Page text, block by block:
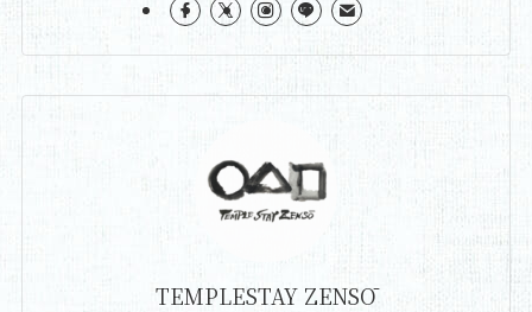
TEMPLESTAY ZENSŌ